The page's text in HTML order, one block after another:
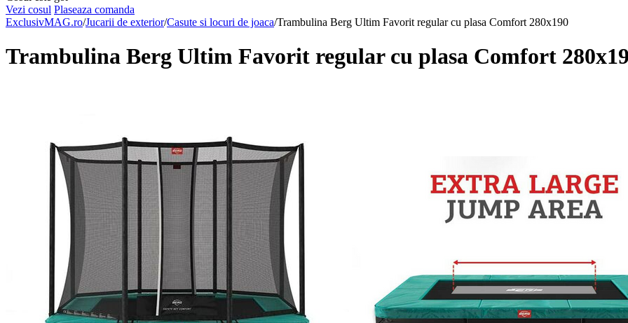
Vezi cosul Plaseaza comanda
ExclusivMAG.ro/Jucarii de exterior/Casute si locuri de joaca/Trambulina Berg Ultim Favorit regular cu plasa Comfort 280x190
Trambulina Berg Ultim Favorit regular cu plasa Comfort